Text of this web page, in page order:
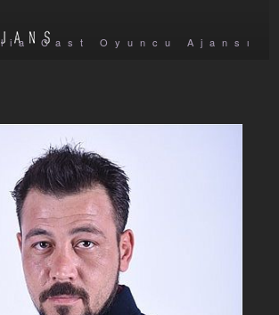
Cast Oyuncu Ajansı